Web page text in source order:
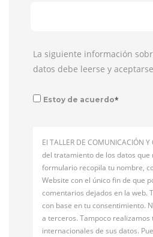
La siguiente información
datos debe leerse y
Estoy de acuerdo*
El TALLER DE COMUNICACIÓN
del tratamiento de los datos que
formulario recopila tu nombre,
Website con el único fin de que
comentarios dejados en la web.
con base en tu consentimiento.
a terceros. Tampoco realizamos
internacionales de sus datos.